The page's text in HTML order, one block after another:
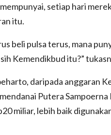
setiap hari
itu.
beli pulsa terus, mana
Kemendikbud itu?”
daripada anggaran
Putera
miliar, lebih baik